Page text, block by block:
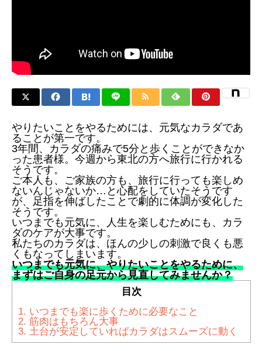
やりたいことをやるためには、元気なカラダであ
ることが第一です。
3年間、カラダの痛みで5分と歩くことができなか
った患者様。今週から東北の方へ旅行に行かれる
そうです。
ご本人も、ご家族の方も、旅行に行っても楽しめ
ないんじゃないか…と心配をしていたそうです
が、足指を伸ばしたことで劇的に体調が変化した
そうです。
いつまでも元気に、人生を楽しむためにも、カラ
ダのケアが大事です。
私たちのカラダは、ほんの少しの刺激で良くも悪
くもなってしまいます。
いつまでも元気に、やりたいことをやるために、
まずはご自身の足元から見直してみませんか？
目次
1. いつまでも楽に歩くために必要なこと
2. 筋肉はもちろん大事
3. 土台が安定していればカラダはスムーズに動く